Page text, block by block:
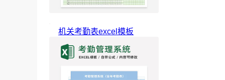
机关考勤表excel模板